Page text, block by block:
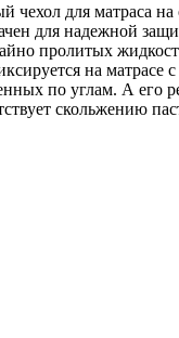
чехол для матраса на
для надежной
пролитых
на матрасе
по углам. А его
скольжению